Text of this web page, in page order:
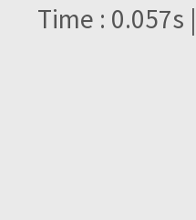
Time : 0.057s